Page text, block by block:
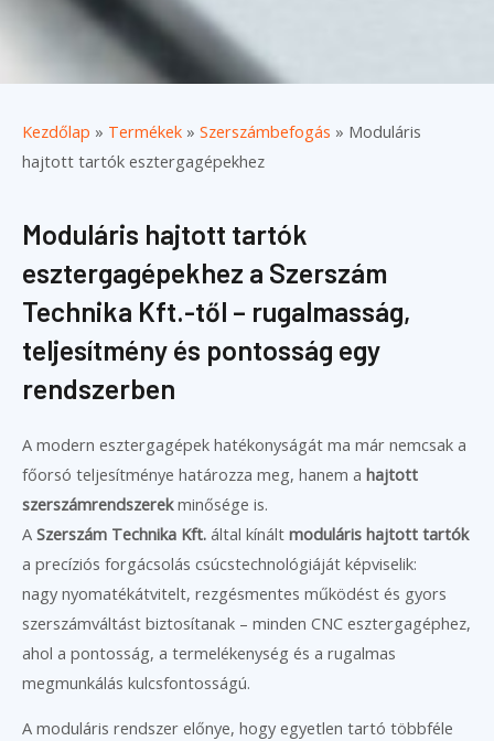
Kezdőlap » Termékek » Szerszámbefogás » Moduláris
hajtott tartók esztergagépekhez
Moduláris hajtott tartók
esztergagépekhez a Szerszám
Technika Kft.-től – rugalmasság,
teljesítmény és pontosság egy
rendszerben
A modern esztergagépek hatékonyságát ma már nemcsak a
főorsó teljesítménye határozza meg, hanem a hajtott
szerszámrendszerekminősége is.
A Szerszám Technika Kft. által kínált moduláris hajtott tartók
a precíziós forgácsolás csúcstechnológiáját képviselik:
nagy nyomatékátvitelt, rezgésmentes működést és gyors
szerszámváltást biztosítanak – minden CNC esztergagéphez,
ahol a pontosság, a termelékenység és a rugalmas
megmunkálás kulcsfontosságú.
A moduláris rendszer előnye, hogy egyetlen tartó többféle